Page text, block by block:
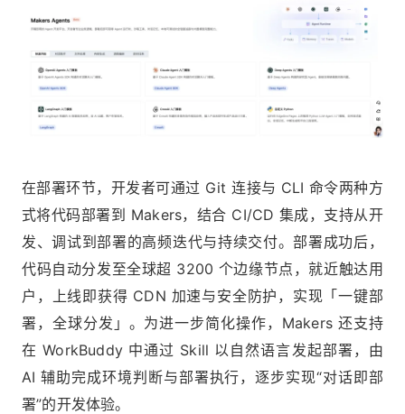
在部署环节，开发者可通过 Git 连接与 CLI 命令两种方
式将代码部署到 Makers，结合 CI/CD 集成，支持从开
发、调试到部署的高频迭代与持续交付。部署成功后，
代码自动分发至全球超 3200 个边缘节点，就近触达用
户，上线即获得 CDN 加速与安全防护，实现「一键部
署，全球分发」。为进一步简化操作，Makers 还支持
在 WorkBuddy 中通过 Skill 以自然语言发起部署，由
AI 辅助完成环境判断与部署执行，逐步实现“对话即部
署”的开发体验。